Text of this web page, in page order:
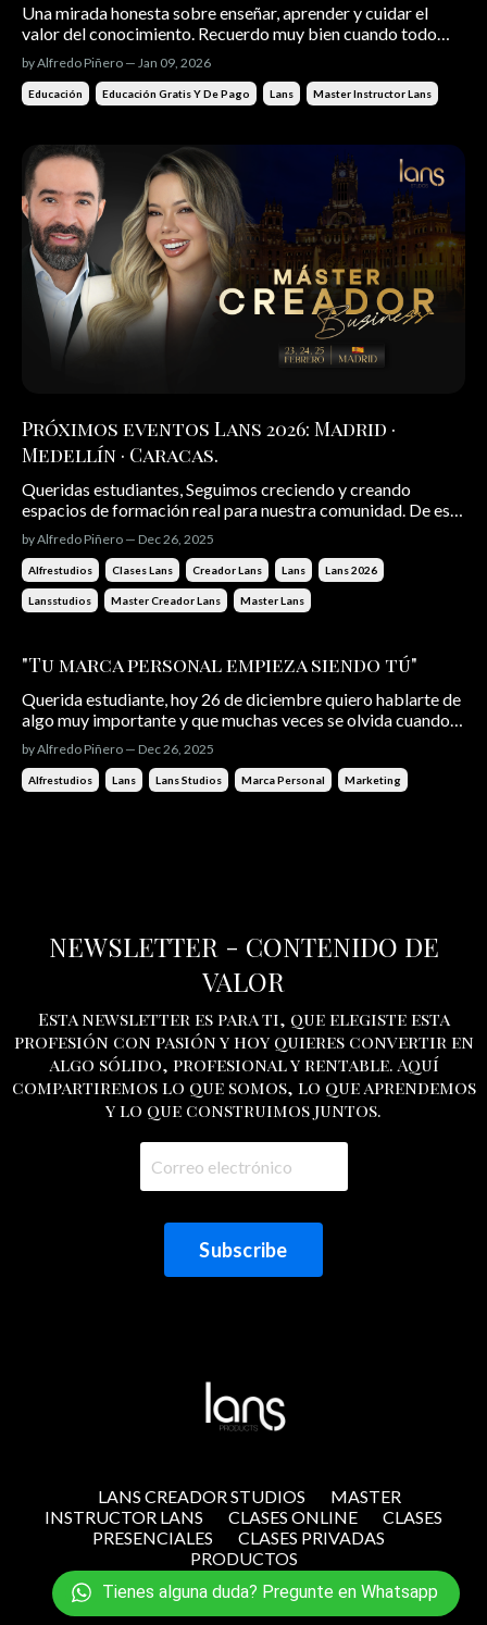
Tienes alguna duda? Pregunte en Whatsapp
Una mirada honesta sobre enseñar, aprender y cuidar el
valor del conocimiento. Recuerdo muy bien cuando todo
comenzó a cambiar. Al principio, enseñar era algo íntimo. Un
salón, una mesa, un grupo pequeño. Los estudiantes miraban
alrededor de la mesa, preguntaban, practicaban entre ellas
by Alfredo Piñero — Jan 09, 2026
Educación Educación Gratis Y De Pago Lans Master Instructor Lans
Próximos eventos Lans 2026: Madrid ·
Medellín · Caracas.
Queridas estudiantes, Seguimos creciendo y creando
espacios de formación real para nuestra comunidad. De esta
manera seguimos creciendo, cruzando fronteras y creando
espacios reales de aprendizaje, encuentro y evolución
profesional. Este año 2026 Lans llega a tres ciudades muy
especiales y quería...
by Alfredo Piñero — Dec 26, 2025
Alfrestudios Clases Lans Creador Lans Lans Lans 2026
Lansstudios Master Creador Lans Master Lans
"Tu marca personal empieza siendo tú"
Querida estudiante, hoy 26 de diciembre quiero hablarte de
algo muy importante y que muchas veces se olvida cuando
hablamos de marketing, redes sociales y contenido: tu
esencia, tu personalidad propia. La marca personal no se
trata de aparentar, ni de copiar lo que está de moda, ni de
by Alfredo Piñero — Dec 26, 2025
Alfrestudios Lans Lans Studios Marca Personal Marketing
NEWSLETTER - CONTENIDO DE
VALOR
Esta newsletter es para ti, que elegiste esta
profesión con pasión y hoy quieres convertir en
algo sólido, profesional y rentable. Aquí
compartiremos lo que somos, lo que aprendemos
y lo que construimos juntos.
Subscribe
LANS CREADOR STUDIOS
MASTER
INSTRUCTOR LANS
CLASES ONLINE
CLASES
PRESENCIALES
CLASES PRIVADAS
PRODUCTOS
© 2026 Lans Studios